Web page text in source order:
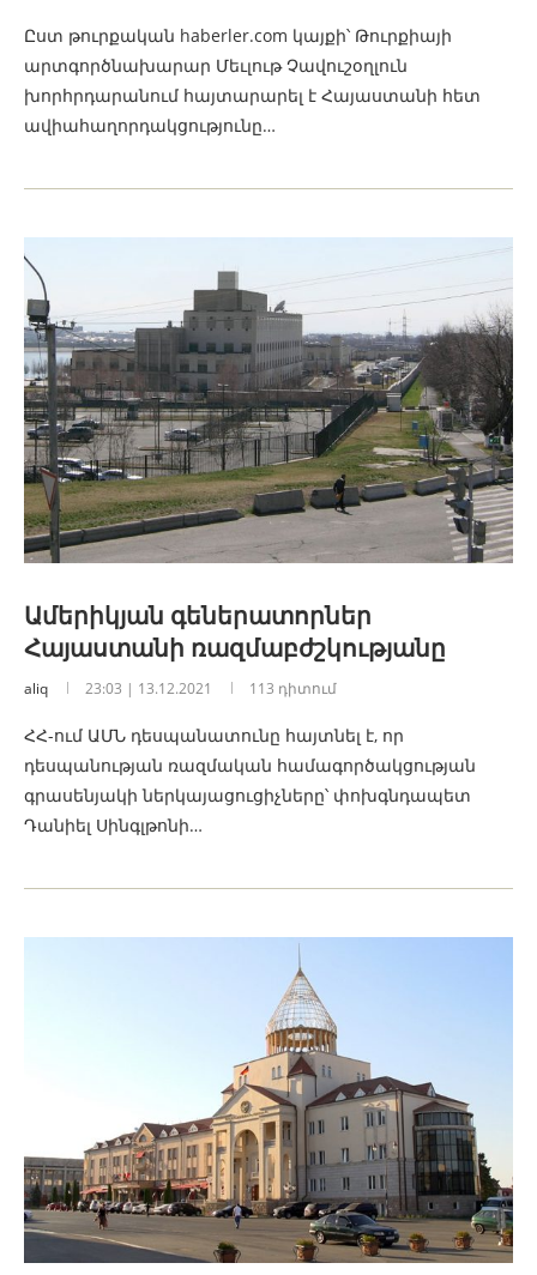
Ըստ թուրքական haberler.com կայքի՝ Թուրքիայի
արտգործնախարար Մեւլութ Չավուշօղլուն
խորհրդարանում հայտարարել է Հայաստանի հետ
ավիահաղորդակցությունը…
Ամերիկյան գեներատորներ
Հայաստանի ռազմաբժշկությանը
aliq 23:03 | 13.12.2021 113 դիտում
ՀՀ-ում ԱՄՆ դեսպանատունը հայտնել է, որ
դեսպանության ռազմական համագործակցության
գրասենյակի ներկայացուցիչները՝ փոխգնդապետ
Դանիել Սինգլթոնի…